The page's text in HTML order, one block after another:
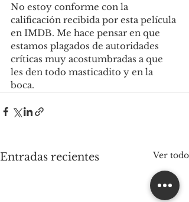
No estoy conforme con la
calificación recibida por esta película
en IMDB. Me hace pensar en que
estamos plagados de autoridades
críticas muy acostumbradas a que
les den todo masticadito y en la
boca.
Entradas recientes Ver todo